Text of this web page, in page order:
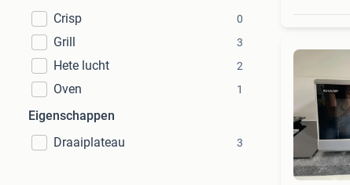
Crisp
0
Grill 3
Hete lucht 2
Oven 1
Eigenschappen
Draaiplateau
3